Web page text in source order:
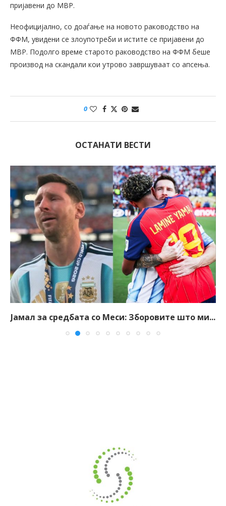
пријавени до МВР.
Неофицијално, со доаѓање на новото раководство на
ФФМ, увидени се злоупотреби и истите се пријавени до
МВР. Подолго време старото раководство на ФФМ беше
производ на скандали кои утрово завршуваат со апсења.
0
ОСТАНАТИ ВЕСТИ
Јамал за средбата со Меси: Зборовите што ми...